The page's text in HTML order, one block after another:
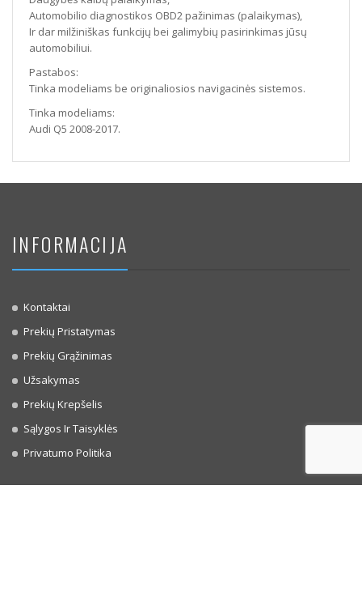
Automobilio diagnostikos OBD2 pažinimas (palaikymas),
Ir dar milžiniškas funkcijų bei galimybių pasirinkimas jūsų
automobiliui.
Pastabos:
Tinka modeliams be originaliosios navigacinės sistemos.
Tinka modeliams:
Audi Q5 2008-2017.
INFORMACIJA
Kontaktai
Prekių Pristatymas
Prekių Grąžinimas
Užsakymas
Prekių Krepšelis
Sąlygos Ir Taisyklės
Privatumo Politika